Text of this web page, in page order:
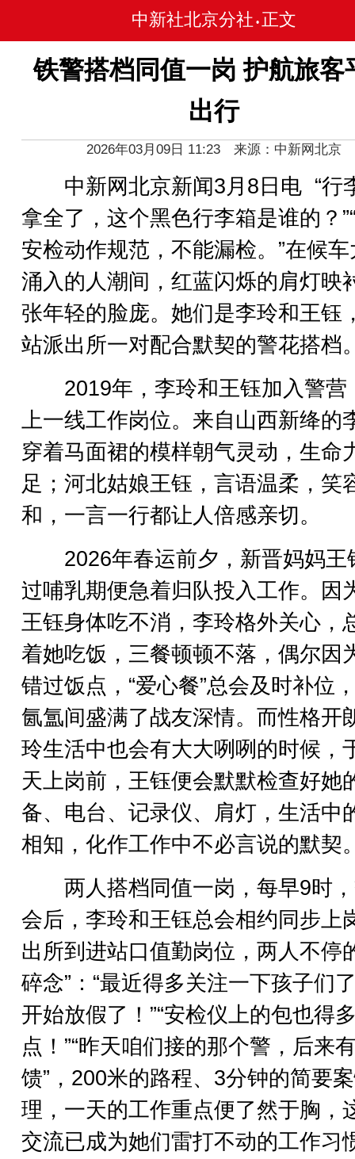
中新社北京分社 • 正文
铁警搭档同值一岗 护航旅客
出行
2026年03月09日 11:23 来源：中新网北京
中新网北京新闻3月8日电 “行
拿全了，这个黑色行李箱是谁的？
安检动作规范，不能漏检。”在候
涌入的人潮间，红蓝闪烁的肩灯映
张年轻的脸庞。她们是李玲和王钰
站派出所一对配合默契的警花搭档
2019年，李玲和王钰加入警营
上一线工作岗位。来自山西新绛的
穿着马面裙的模样朝气灵动，生命
足；河北姑娘王钰，言语温柔，笑
和，一言一行都让人倍感亲切。
2026年春运前夕，新晋妈妈王
过哺乳期便急着归队投入工作。因
王钰身体吃不消，李玲格外关心，
着她吃饭，三餐顿顿不落，偶尔因
错过饭点，“爱心餐”总会及时补位
氤氲间盛满了战友深情。而性格开
玲生活中也会有大大咧咧的时候，
天上岗前，王钰便会默默检查好她
备、电台、记录仪、肩灯，生活中
相知，化作工作中不必言说的默契
两人搭档同值一岗，每早9时
会后，李玲和王钰总会相约同步上
出所到进站口值勤岗位，两人不停
碎念”：“最近得多关注一下孩子们
开始放假了！”“安检仪上的包也得
点！”“昨天咱们接的那个警，后来
馈”，200米的路程、3分钟的简要
理，一天的工作重点便了然于胸，
交流已成为她们雷打不动的工作习